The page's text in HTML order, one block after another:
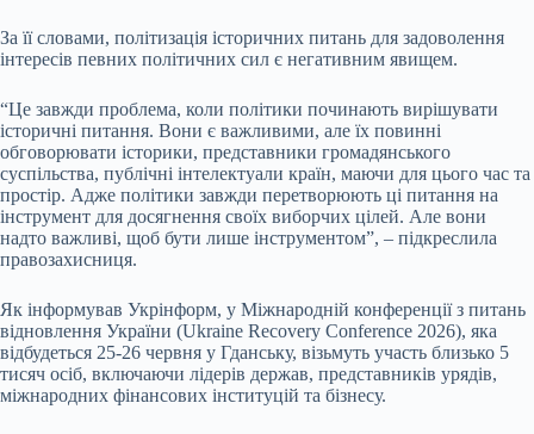
За її словами, політизація історичних питань для задоволення
інтересів певних політичних сил є негативним явищем.
“Це завжди проблема, коли політики починають вирішувати
історичні питання. Вони є важливими, але їх повинні
обговорювати історики, представники громадянського
суспільства, публічні інтелектуали країн, маючи для цього час та
простір. Адже політики завжди перетворюють ці питання на
інструмент для досягнення своїх виборчих цілей. Але вони
надто важливі, щоб бути лише інструментом”, – підкреслила
правозахисниця.
Як інформував Укрінформ, у Міжнародній конференції з питань
відновлення України (Ukraine Recovery Conference 2026), яка
відбудеться 25-26 червня у Гданську, візьмуть участь близько 5
тисяч осіб, включаючи лідерів держав, представників урядів,
міжнародних фінансових інституцій та бізнесу.